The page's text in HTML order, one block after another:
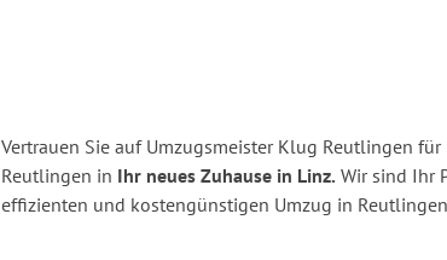
Vertrauen Sie auf Umzugsmeister Klug Reutlingen
Reutlingen in Ihr neues Zuhause in Linz. Wir sind Ihr
effizienten und kostengünstigen Umzug in